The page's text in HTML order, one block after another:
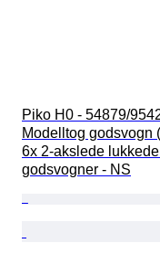
Piko H0 - 54879/
Modelltog godsvogn
6x 2-akslede lukkede
godsvogner - NS